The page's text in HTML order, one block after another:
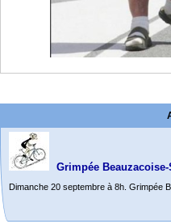
Grimpée
Dimanche 20 septembre à 8h. Grimpée